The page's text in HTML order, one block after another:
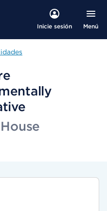
Inicie sesión Menú